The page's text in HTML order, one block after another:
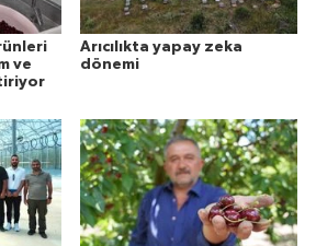
ve
Arıcılıkta yapay zeka
dönemi